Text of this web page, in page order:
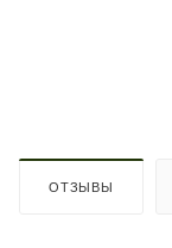
ОТЗЫВЫ